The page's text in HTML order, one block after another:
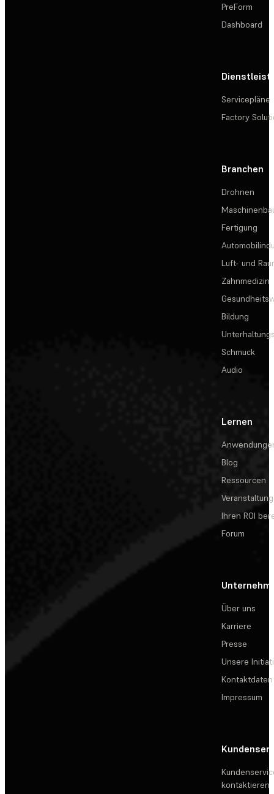
PreForm
Dashboard
Servicepläne
Factory
Branchen
Drohnen
Fertigung
Luft- und
Zahnmedizin
Bildung
Schmuck
Audio
Lernen
Blog
Ressourcen
Ihren ROI
Forum
Über uns
Karriere
Presse
Unsere
Kontaktdaten
Impressum
kontaktieren